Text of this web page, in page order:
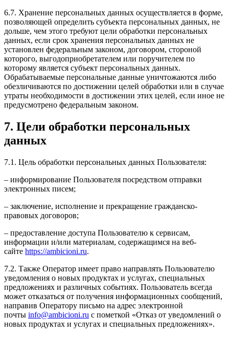
6.7. Хранение персональных данных осуществляется в форме,
позволяющей определить субъекта персональных данных, не
дольше, чем этого требуют цели обработки персональных
данных, если срок хранения персональных данных не
установлен федеральным законом, договором, стороной
которого, выгодоприобретателем или поручителем по
которому является субъект персональных данных.
Обрабатываемые персональные данные уничтожаются либо
обезличиваются по достижении целей обработки или в случае
утраты необходимости в достижении этих целей, если иное не
предусмотрено федеральным законом.
7. Цели обработки персональных
данных
7.1. Цель обработки персональных данных Пользователя:
– информирование Пользователя посредством отправки
электронных писем;
– заключение, исполнение и прекращение гражданско-
правовых договоров;
– предоставление доступа Пользователю к сервисам,
информации и/или материалам, содержащимся на веб-
сайте https://ambicioni.ru.
7.2. Также Оператор имеет право направлять Пользователю
уведомления о новых продуктах и услугах, специальных
предложениях и различных событиях. Пользователь всегда
может отказаться от получения информационных сообщений,
направив Оператору письмо на адрес электронной
почты info@ambicioni.ru с пометкой «Отказ от уведомлений о
новых продуктах и услугах и специальных предложениях».